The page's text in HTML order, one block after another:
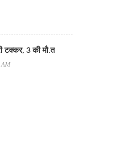
टक्कर, 3 की मौ.त
AM